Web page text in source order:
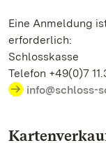
Eine Anmeldung
erforderlich:
Schlosskasse
Telefon +49(0)7
info@schloss-